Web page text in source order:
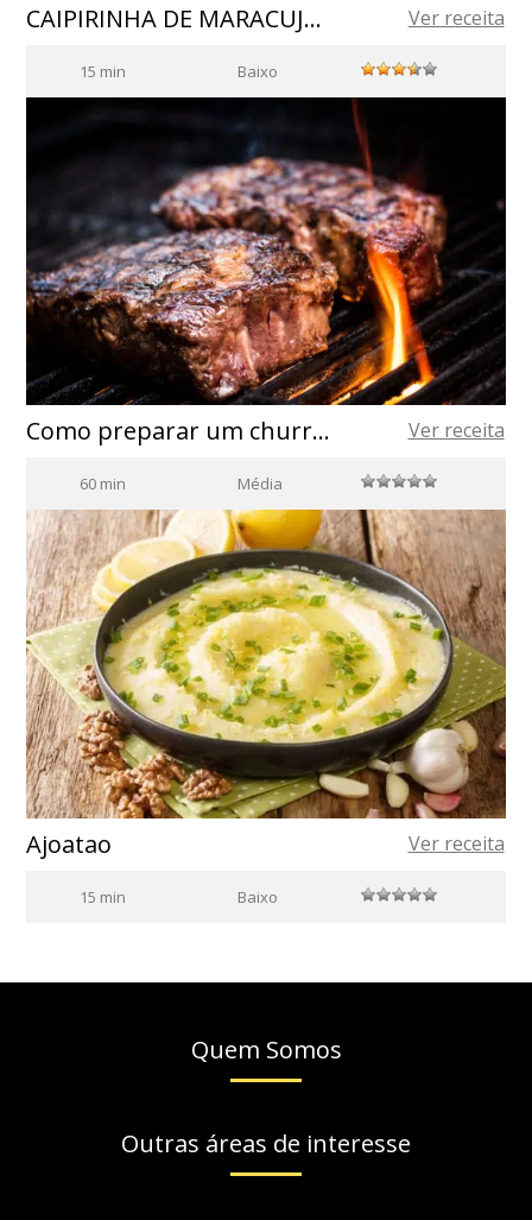
CAIPIRINHA DE MARACUJÁ AZEITADA Ver receita
15 min Baixo
Como preparar um churrasco com azeite de oliva Ver receita
60 min Média
Ajoatao Ver receita
15 min Baixo
Quem Somos
Outras áreas de interesse